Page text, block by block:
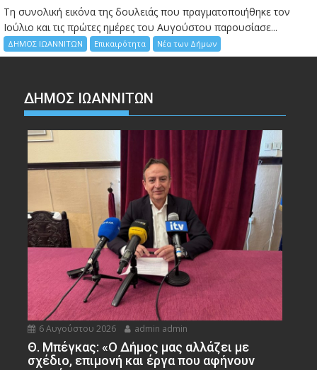
Τη συνολική εικόνα της δουλειάς που πραγματοποιήθηκε τον
Ιούλιο και τις πρώτες ημέρες του Αυγούστου παρουσίασε...
ΔΗΜΟΣ ΙΩΑΝΝΙΤΩΝ Επικαιρότητα Νέα των Δήμων
ΔΗΜΟΣ ΙΩΑΝΝΙΤΩΝ
6 Αυγούστου 2026 admin admin
Θ. Μπέγκας: «Ο Δήμος μας αλλάζει με
σχέδιο, επιμονή και έργα που αφήνουν